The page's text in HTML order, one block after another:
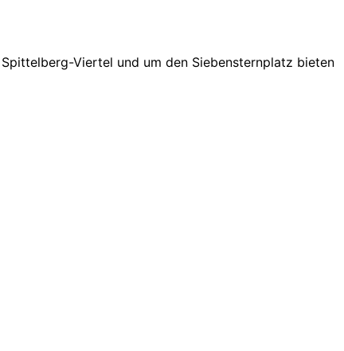
Viertel und um den Siebensternplatz bieten